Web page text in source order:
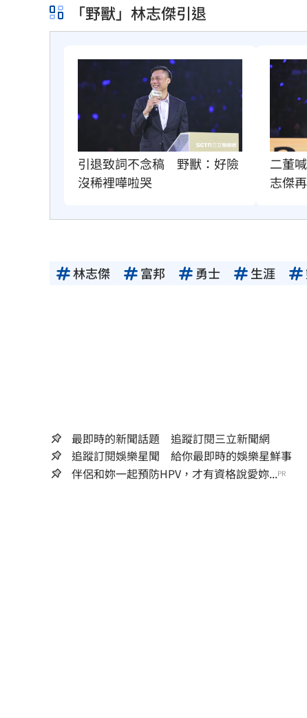
「野獸」林志傑引退
引退致詞不念稿　野獸：好險
沒稀裡嘩啦哭
二董
志傑
林志傑 富邦 勇士 生涯
最即時的新聞話題 追蹤訂閱三立新聞網
追蹤訂閱娛樂星聞 給你最即時的娛樂星鮮事
伴侶和妳一起預防HPV，才有資格說愛妳...PR